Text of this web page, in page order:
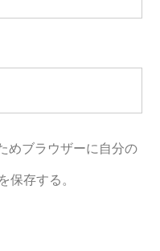
めブラウザーに自分の
保存する。